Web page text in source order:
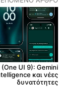
UI 9): Gemini
και νέες
δυνατότητες